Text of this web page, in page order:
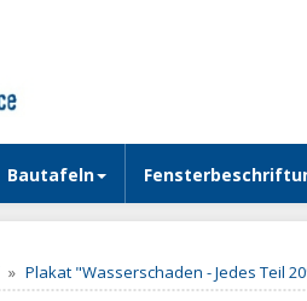
Bautafeln
Plakat "Wasserschaden - Jedes Teil